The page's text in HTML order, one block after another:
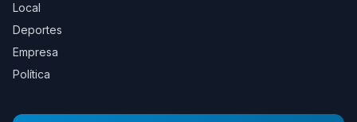
Local
Deportes
Empresa
Política